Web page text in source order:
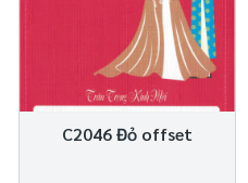
C2046 Đỏ offset